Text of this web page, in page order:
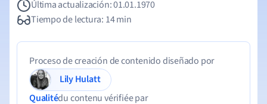
Última actualización: 01.01.1970
Tiempo de lectura: 14 min
Proceso de creación de contenido diseñado por
Lily Hulatt
Qualitédu contenu vérifiée par